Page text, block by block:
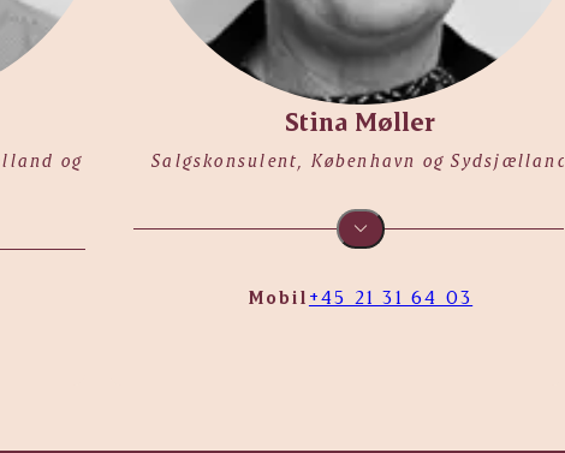
og
Stina Møller
Salgskonsulent, København og Sydsjælland
Mobil +45 21 31 64 03